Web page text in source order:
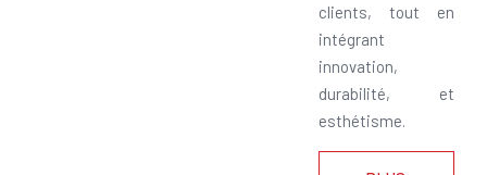
clients, tout en
intégrant
innovation,
durabilité, et
esthétisme.